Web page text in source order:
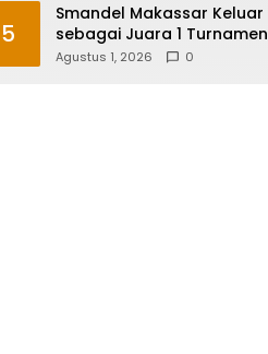
5
Smandel Makassar Keluar
sebagai Juara 1 Turnamen
Futsal Smansa Cup Vol. 13
Agustus 1, 2026 0